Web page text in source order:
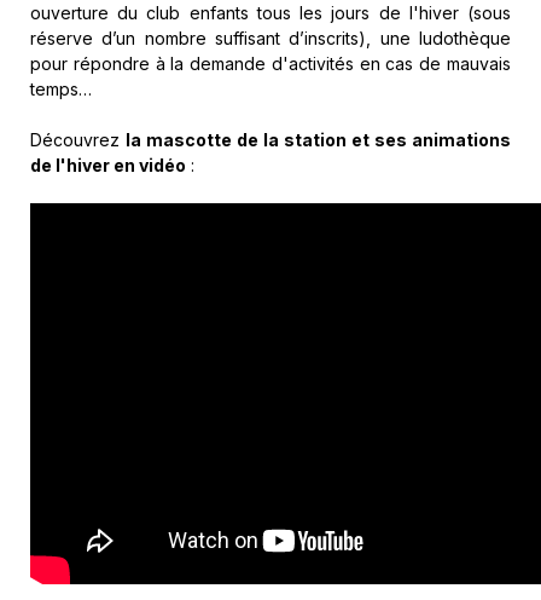
ouverture du club enfants tous les jours de l'hiver (sous
réserve d’un nombre suffisant d’inscrits), une ludothèque
pour répondre à la demande d'activités en cas de mauvais
temps…
Découvrez la mascotte de la station et ses animations
de l'hiver en vidéo :